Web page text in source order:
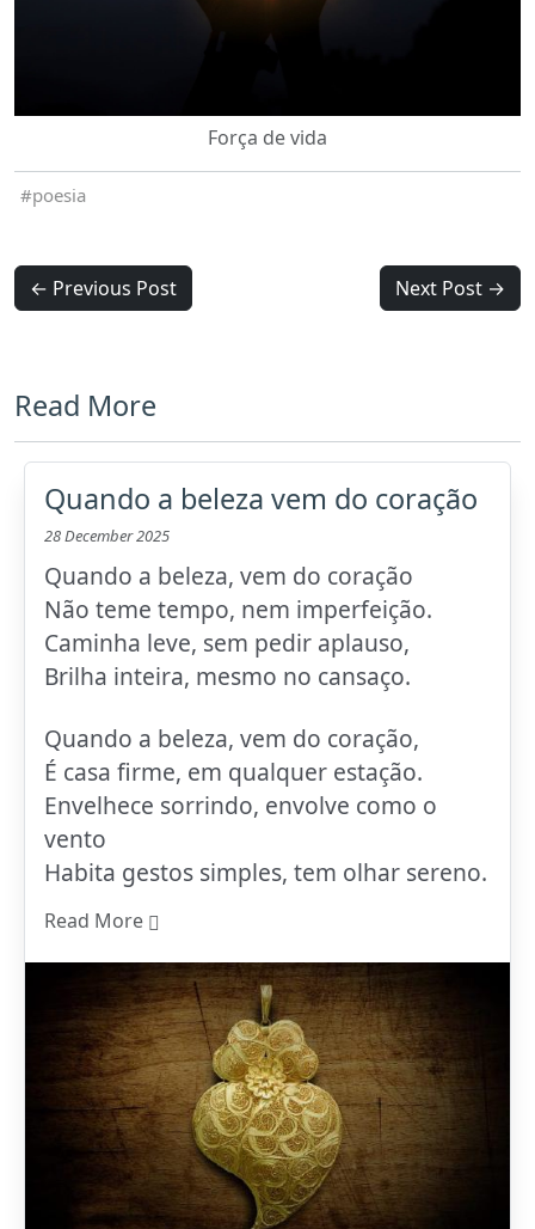
Força de vida
poesia
← Previous Post Next Post →
Read More
Quando a beleza vem do coração
28 December 2025
Quando a beleza, vem do coração
Não teme tempo, nem imperfeição.
Caminha leve, sem pedir aplauso,
Brilha inteira, mesmo no cansaço.
Quando a beleza, vem do coração,
É casa firme, em qualquer estação.
Envelhece sorrindo, envolve como o
vento
Habita gestos simples, tem olhar sereno.
Read More